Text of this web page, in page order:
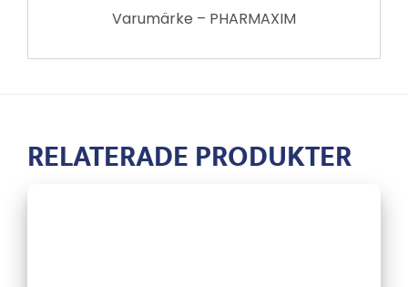
Varumärke – PHARMAXIM
RELATERADE PRODUKTER